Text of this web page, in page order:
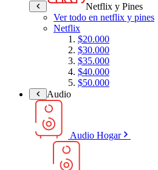
Netflix y Pines
Ver todo en netflix y pines
Netflix
$20.000
$30.000
$35.000
$40.000
$50.000
Audio
Audio Hogar